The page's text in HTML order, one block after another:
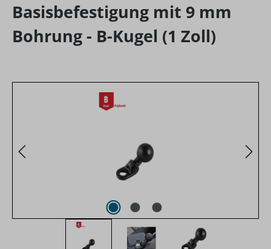
Basisbefestigung mit 9 mm
Bohrung - B-Kugel (1 Zoll)
Bildergalerie überspringen